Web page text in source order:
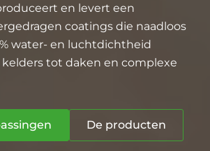
en levert een
coatings die naadloos
water- en luchtdichtheid
kelders tot daken en complexe
De producten